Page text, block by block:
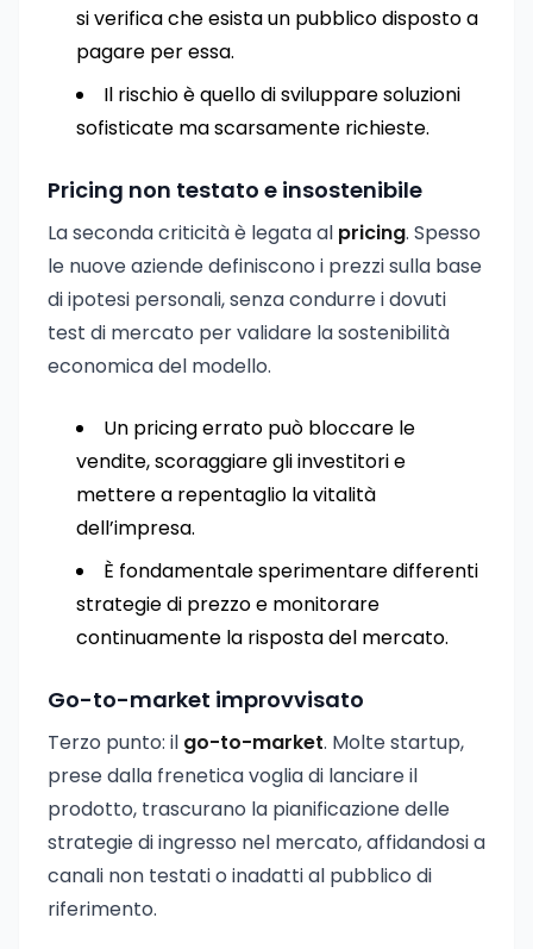
si verifica che esista un pubblico disposto a
pagare per essa.
Il rischio è quello di sviluppare soluzioni
sofisticate ma scarsamente richieste.
Pricing non testato e insostenibile
La seconda criticità è legata al pricing. Spesso
le nuove aziende definiscono i prezzi sulla base
di ipotesi personali, senza condurre i dovuti
test di mercato per validare la sostenibilità
economica del modello.
Un pricing errato può bloccare le
vendite, scoraggiare gli investitori e
mettere a repentaglio la vitalità
dell’impresa.
È fondamentale sperimentare differenti
strategie di prezzo e monitorare
continuamente la risposta del mercato.
Go-to-market improvvisato
Terzo punto: il go-to-market. Molte startup,
prese dalla frenetica voglia di lanciare il
prodotto, trascurano la pianificazione delle
strategie di ingresso nel mercato, affidandosi a
canali non testati o inadatti al pubblico di
riferimento.